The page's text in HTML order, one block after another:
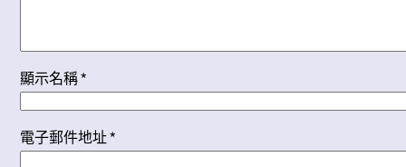
顯示名稱*
電子郵件地址*